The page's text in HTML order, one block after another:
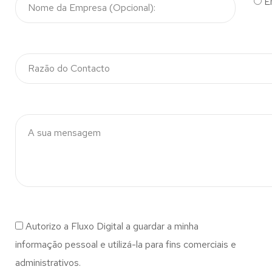
Autorizo a Fluxo Digital a guardar a minha
informação pessoal e utilizá-la para fins comerciais e
administrativos.